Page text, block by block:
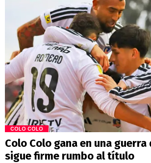
COLO COLO
Colo Colo gana en una guerra
sigue firme rumbo al título